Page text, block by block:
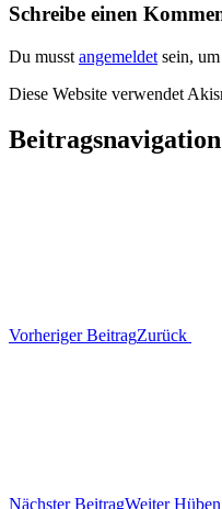
Schreibe einen
Du musst angemeldet sein,
Diese Website verwendet
Beitragsnavigation
Vorheriger BeitragZurück
Nächster BeitragWeiter